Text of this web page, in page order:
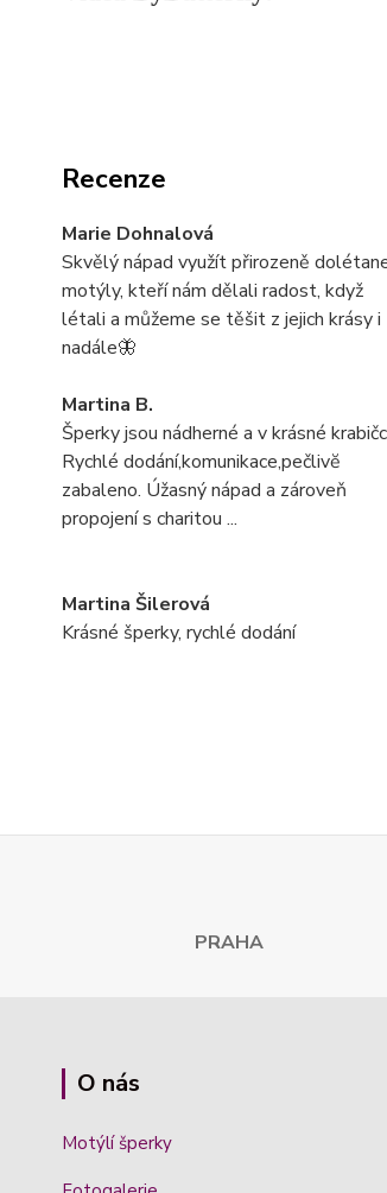
Recenze
Marie Dohnalová
Skvělý nápad využít přirozeně
motýly, kteří nám dělali radost, když
létali a můžeme se těšit z jejich krásy i
nadále🦋
Martina B.
Šperky jsou nádherné a v krásné
Rychlé dodání,komunikace,pečlivĕ
zabaleno. Úžasný nápad a zároveň
propojení s charitou ...
Martina Šilerová
Krásné šperky, rychlé dodání
PRAHA
O nás
Motýlí šperky